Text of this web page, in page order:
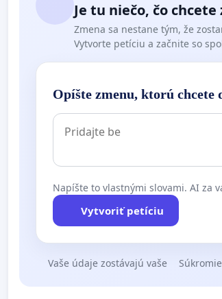
Je tu niečo, čo
Zmena sa nestane tým, že
Vytvorte petíciu a začnite so
Opíšte zmenu, ktorú chcete
Napíšte to vlastnými slovami. AI za
Vytvoriť petíciu
Vaše údaje zostávajú vaše